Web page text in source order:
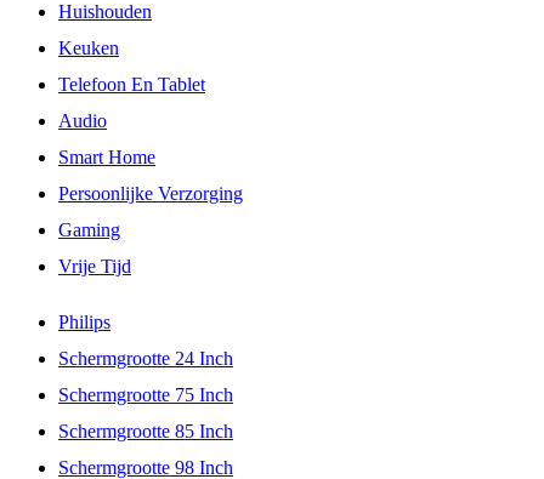
Huishouden
Keuken
Telefoon En Tablet
Audio
Smart Home
Persoonlijke Verzorging
Gaming
Vrije Tijd
Philips
Schermgrootte 24 Inch
Schermgrootte 75 Inch
Schermgrootte 85 Inch
Schermgrootte 98 Inch